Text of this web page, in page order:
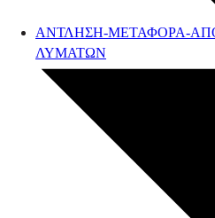
ΑΝΤΛΗΣΗ-ΜΕΤΑΦΟΡΑ-
ΛΥΜΑΤΩΝ